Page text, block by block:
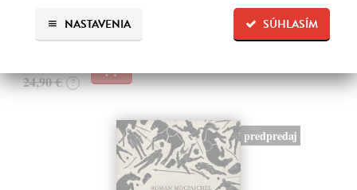
SÚHLASÍM
NASTAVENIA
Na sklade ?
24,90 € ?
predpredaj